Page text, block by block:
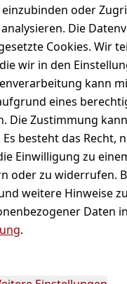
2,39 €
oder
Die
Cookies. Wir
wir in den
kann
eines
Die Zustimmung
besteht das Recht,
Einwilligung zu
oder zu widerrufen.
weitere Hinweise
Daten
.